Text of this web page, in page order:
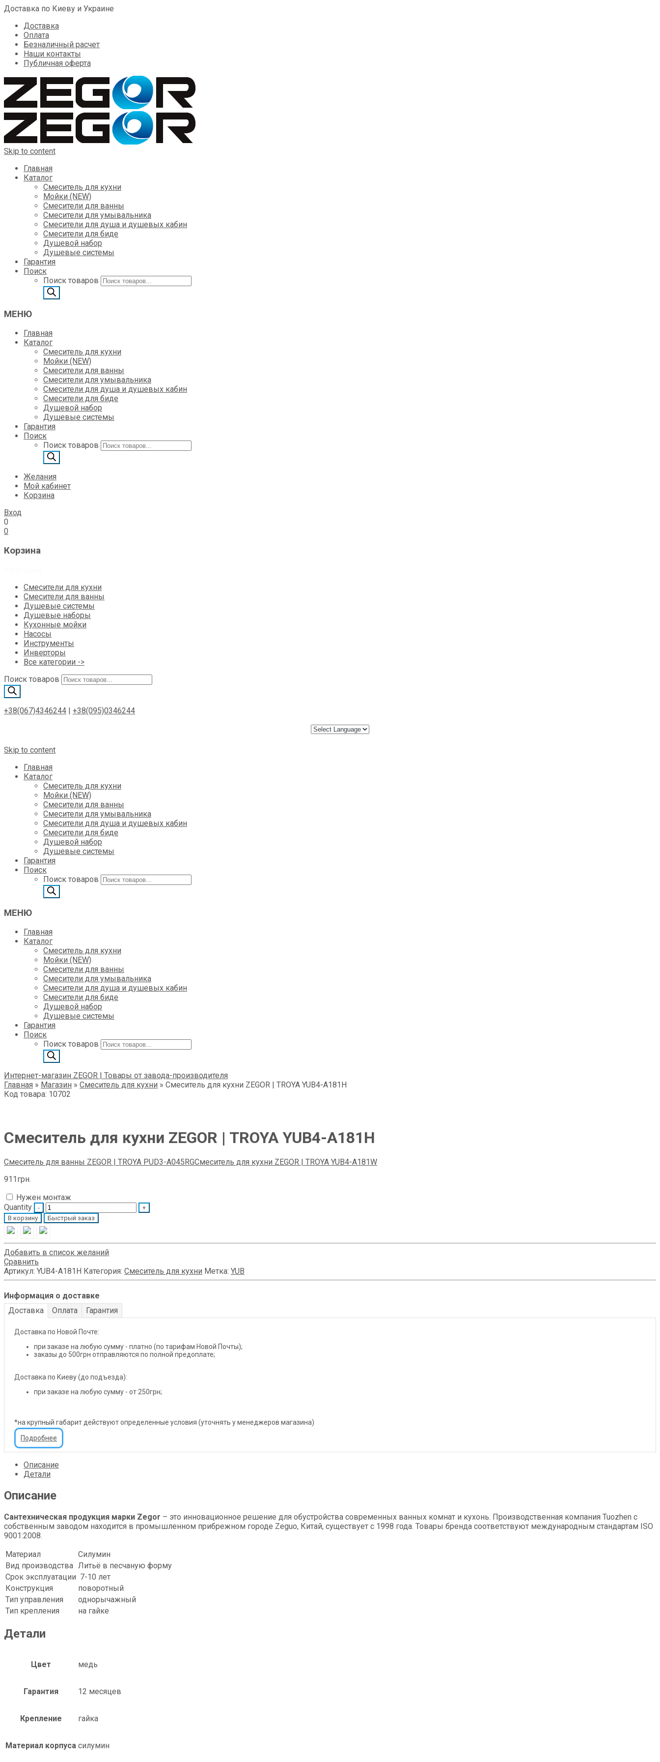
Доставка по Киеву и Украине
Доставка
Оплата
Безналичный расчет
Наши контакты
Публичная оферта
Skip to content
Главная
Каталог
Смеситель для кухни
Мойки (NEW)
Смесители для ванны
Смесители для умывальника
Смесители для душа и душевых кабин
Смесители для биде
Душевой набор
Душевые системы
Гарантия
Поиск
Поиск товаров
МЕНЮ
Главная
Каталог
Смеситель для кухни
Мойки (NEW)
Смесители для ванны
Смесители для умывальника
Смесители для душа и душевых кабин
Смесители для биде
Душевой набор
Душевые системы
Гарантия
Поиск
Поиск товаров
Желания
Мой кабинет
Корзина
Вход
0
0
Корзина
Смесители для кухни
Смесители для ванны
Душевые системы
Душевые наборы
Кухонные мойки
Насосы
Инструменты
Инверторы
Все категории ->
Поиск товаров
+38(067)4346244 | +38(095)0346244
Skip to content
Главная
Каталог
Смеситель для кухни
Мойки (NEW)
Смесители для ванны
Смесители для умывальника
Смесители для душа и душевых кабин
Смесители для биде
Душевой набор
Душевые системы
Гарантия
Поиск
Поиск товаров
МЕНЮ
Главная
Каталог
Смеситель для кухни
Мойки (NEW)
Смесители для ванны
Смесители для умывальника
Смесители для душа и душевых кабин
Смесители для биде
Душевой набор
Душевые системы
Гарантия
Поиск
Поиск товаров
Интернет-магазин ZEGOR | Товары от завода-производителя
Главная » Магазин » Смеситель для кухни » Смеситель для кухни ZEGOR | TROYA YUB4-А181H
Код товара: 10702
Смеситель для кухни ZEGOR | TROYA YUB4-А181H
Смеситель для ванны ZEGOR | TROYA PUD3-A045RGСмеситель для кухни ZEGOR | TROYA YUB4-А181W
911 грн.
Нужен монтаж
Quantity
В корзину Быстрый заказ
Добавить в список желаний
Сравнить
Артикул: YUB4-А181H Категория: Смеситель для кухни Метка: YUB
Информация о доставке
Доставка
Оплата Гарантия
Доставка по Новой Почте:
при заказе на любую сумму - платно (по тарифам Новой Почты);
заказы до 500грн отправляются по полной предоплате;
Доставка по Киеву (до подъезда):
при заказе на любую сумму - от 250грн;
*на крупный габарит действуют определенные условия (уточнять у менеджеров магазина)
Подробнее
Описание
Детали
Описание
Сантехническая продукция марки Zegor – это инновационное решение для обустройства современных ванных комнат и кухонь. Производственная компания Tuozhen с
собственным заводом находится в промышленном прибрежном городе Zeguo, Китай, существует с 1998 года. Товары бренда соответствуют международным стандартам ISO
9001:2008.
Материал
Силумин
Вид производства Литьё в песчаную форму
Срок эксплуатации 7-10 лет
Конструкция
поворотный
Тип управления
однорычажный
Тип крепления
на гайке
Детали
Цвет медь
Гарантия 12 месяцев
Крепление гайка
Материал корпуса силумин